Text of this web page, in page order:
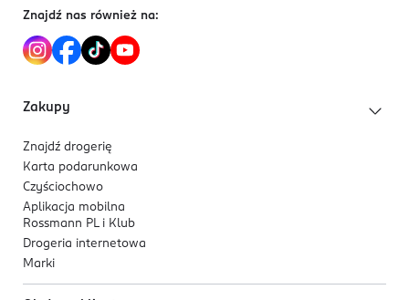
Znajdź nas również na:
Zakupy
Znajdź drogerię
Karta podarunkowa
Czyściochowo
Aplikacja mobilna
Rossmann PL i Klub
Drogeria internetowa
Marki